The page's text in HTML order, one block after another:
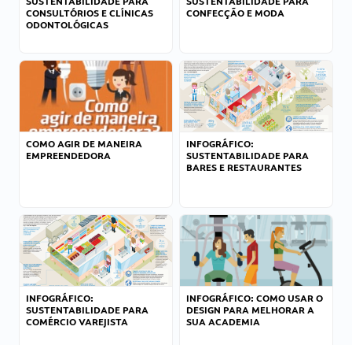
CONSULTÓRIOS E CLÍNICAS
ODONTOLÓGICAS
CONFECÇÃO E MODA
COMO AGIR DE MANEIRA
EMPREENDEDORA
INFOGRÁFICO:
SUSTENTABILIDADE PARA
BARES E RESTAURANTES
INFOGRÁFICO:
SUSTENTABILIDADE PARA
COMÉRCIO VAREJISTA
INFOGRÁFICO: COMO USAR O
DESIGN PARA MELHORAR A
SUA ACADEMIA